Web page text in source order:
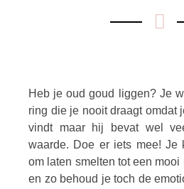
Heb je oud goud liggen? Je
ring die je nooit draagt omdat
vindt maar hij bevat wel
waarde. Doe er iets mee! Je
om laten smelten tot een mooi
en zo behoud je toch de